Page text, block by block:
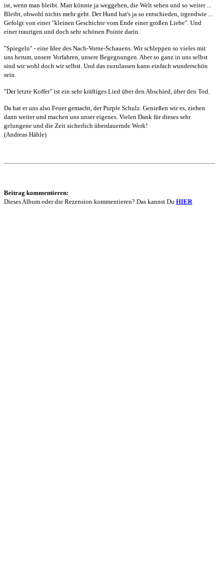
ist, wenn man bleibt. Man könnte ja weggehen, die Welt sehen und so weiter ...
Bleibt, obwohl nichts mehr geht. Der Hund hat's ja so entschieden, irgendwie ...
Gefolgt von einer "kleinen Geschichte vom Ende einer großen Liebe". Und
einer traurigen und doch sehr schönen Pointe darin.
"Spiegeln" - eine Idee des Nach-Vorne-Schauens. Wir schleppen so vieles mit
uns herum, unsere Vorfahren, unsere Begegnungen. Aber so ganz in uns selbst
sind wir wohl doch wir selbst. Und das zuzulassen kann einfach wunderschön
sein.
"Der letzte Koffer" ist ein sehr kräftiges Lied über den Abschied, über den Tod.
Da hat er uns also Feuer gemacht, der Purple Schulz. Genießen wir es, ziehen
dann weiter und machen uns unser eigenes. Vielen Dank für dieses sehr
gelungene und die Zeit sicherlich überdauernde Werk!
(Andreas Hähle)
Beitrag kommentieren:
Dieses Album oder die Rezension kommentieren? Das kannst Du HIER